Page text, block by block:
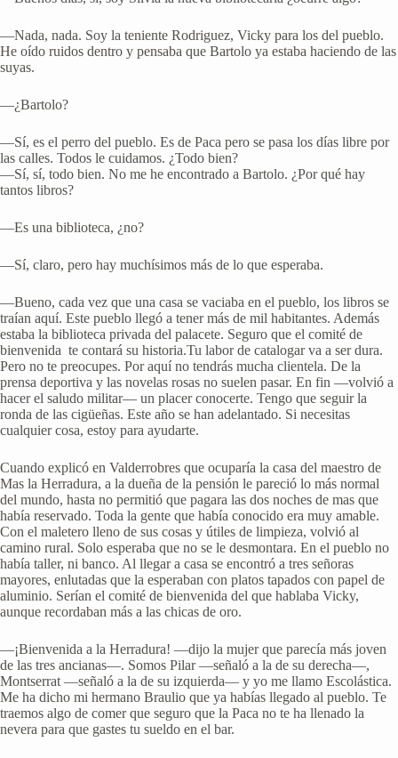
—Nada, nada. Soy la teniente Rodriguez, Vicky para los del pueblo.
He oído ruidos dentro y pensaba que Bartolo ya estaba haciendo de las
suyas.
—¿Bartolo?
—Sí, es el perro del pueblo. Es de Paca pero se pasa los días libre por
las calles. Todos le cuidamos. ¿Todo bien?
—Sí, sí, todo bien. No me he encontrado a Bartolo. ¿Por qué hay
tantos libros?
—Es una biblioteca, ¿no?
—Sí, claro, pero hay muchísimos más de lo que esperaba.
—Bueno, cada vez que una casa se vaciaba en el pueblo, los libros se
traían aquí. Este pueblo llegó a tener más de mil habitantes. Además
estaba la biblioteca privada del palacete. Seguro que el comité de
bienvenida te contará su historia.Tu labor de catalogar va a ser dura.
Pero no te preocupes. Por aquí no tendrás mucha clientela. De la
prensa deportiva y las novelas rosas no suelen pasar. En fin —volvió a
hacer el saludo militar— un placer conocerte. Tengo que seguir la
ronda de las cigüeñas. Este año se han adelantado. Si necesitas
cualquier cosa, estoy para ayudarte.
Cuando explicó en Valderrobres que ocuparía la casa del maestro de
Mas la Herradura, a la dueña de la pensión le pareció lo más normal
del mundo, hasta no permitió que pagara las dos noches de mas que
había reservado. Toda la gente que había conocido era muy amable.
Con el maletero lleno de sus cosas y útiles de limpieza, volvió al
camino rural. Solo esperaba que no se le desmontara. En el pueblo no
había taller, ni banco. Al llegar a casa se encontró a tres señoras
mayores, enlutadas que la esperaban con platos tapados con papel de
aluminio. Serían el comité de bienvenida del que hablaba Vicky,
aunque recordaban más a las chicas de oro.
—¡Bienvenida a la Herradura! —dijo la mujer que parecía más joven
de las tres ancianas—. Somos Pilar —señaló a la de su derecha—,
Montserrat —señaló a la de su izquierda— y yo me llamo Escolástica.
Me ha dicho mi hermano Braulio que ya habías llegado al pueblo. Te
traemos algo de comer que seguro que la Paca no te ha llenado la
nevera para que gastes tu sueldo en el bar.